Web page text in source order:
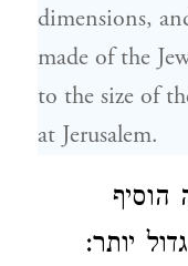
dimensions,
made of the
to the size of
at Jerusalem.
הוסיף
יותר: